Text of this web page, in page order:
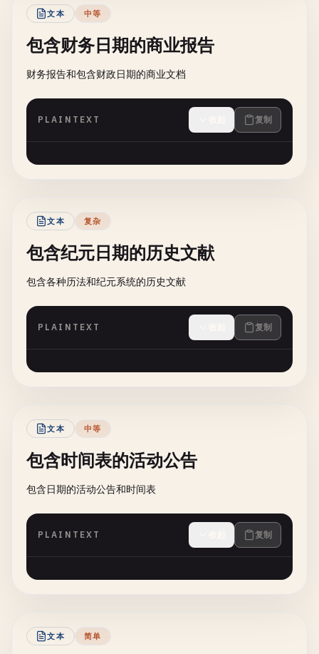
文本 中等
包含财务日期的商业报告
财务报告和包含财政日期的商业文档
PLAINTEXT 复制
文本 复杂
包含纪元日期的历史文献
包含各种历法和纪元系统的历史文献
PLAINTEXT 复制
文本 中等
包含时间表的活动公告
包含日期的活动公告和时间表
PLAINTEXT 复制
文本 简单